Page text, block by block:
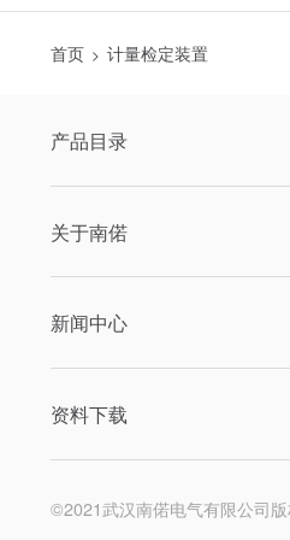
首页> 计量检定装置
产品目录
关于南偌
新闻中心
资料下载
©2021武汉南偌电气有限公司